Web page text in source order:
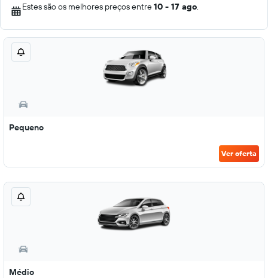
Estes são os melhores preços entre10 - 17 ago.
Pequeno
Ver oferta
Médio